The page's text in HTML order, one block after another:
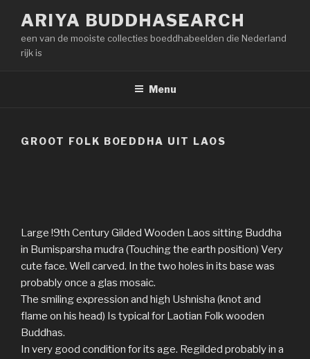
inhoud
springen
ARIYA BUDDHASEARCH
een van de mooiste collecties boeddhabeelden die Nederland
rijk is
Menu
GROOT FOLK BOEDDHA UIT LAOS
Large !9th Century Gilded Wooden Laos sitting Buddha
in Bumisparsha mudra (Touching the earth position) Very
cute face. Well carved. In the two holes in its base was
probably once a glas mosaic.
The smiling expression and high Ushnisha (knot and
flame on his head) Is typical for Laotian Folk wooden
Buddhas.
In very good condition for its age. Regilded probably in a